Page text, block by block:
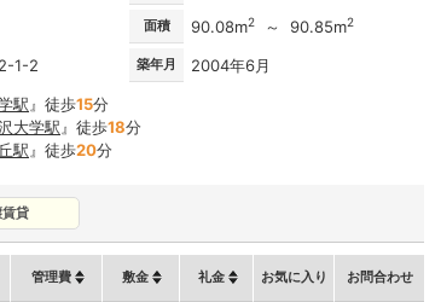
面積 90.08m2 ～ 90.85m2
1-2 築年月 2004年6月
駅 』徒歩15分
大学駅 』徒歩18分
駅 』徒歩20分
貸
管理費 敷金 礼金 お気に入り お問合わせ